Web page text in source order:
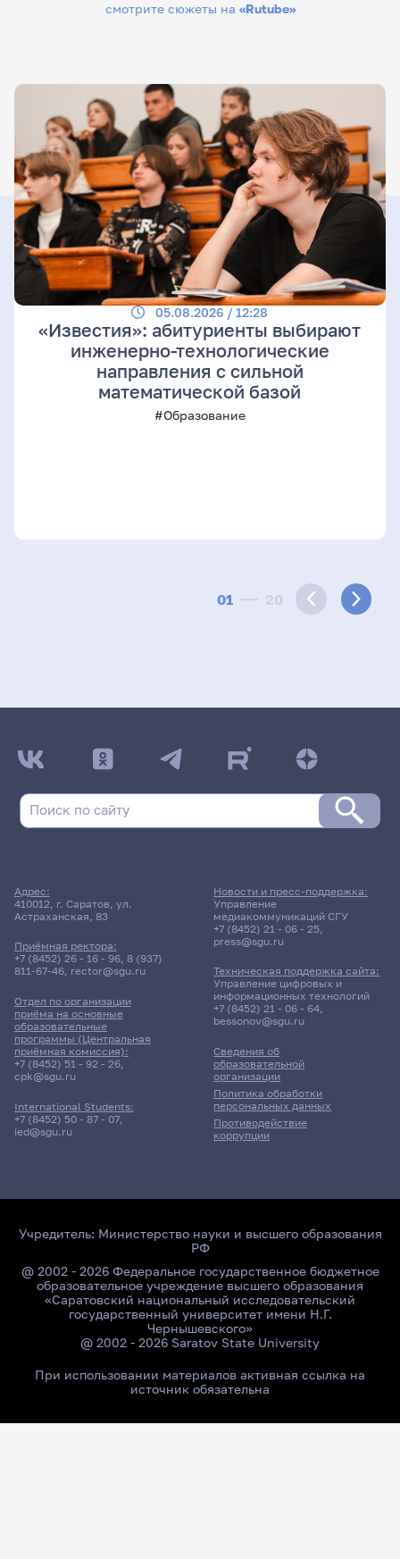
смотрите сюжеты на «Rutube»
01 20
05.08.2026 / 12:28
«Известия»: абитуриенты выбирают
инженерно-технологические
направления с сильной
математической базой
#Образование
Адрес:
410012, г. Саратов, ул.
Астраханская, 83
Приёмная ректора:
+7 (8452) 26 - 16 - 96, 8 (937)
811-67-46, rector@sgu.ru
Отдел по организации
приёма на основные
образовательные
программы (Центральная
приёмная комиссия):
+7 (8452) 51 - 92 - 26,
cpk@sgu.ru
International Students:
+7 (8452) 50 - 87 - 07,
ied@sgu.ru
Сведения об
образовательной
организации
Политика обработки
персональных данных
Противодействие
коррупции
Новости и пресс-поддержка:
Управление
медиакоммуникаций СГУ
+7 (8452) 21 - 06 - 25,
press@sgu.ru
Техническая поддержка сайта:
Управление цифровых и
информационных технологий
+7 (8452) 21 - 06 - 64,
bessonov@sgu.ru
Учредитель: Министерство науки и высшего образования
РФ
@ 2002 - 2026 Федеральное государственное бюджетное
образовательное учреждение высшего образования
«Саратовский национальный исследовательский
государственный университет имени Н.Г.
Чернышевского»
@ 2002 - 2026 Saratov State University
При использовании материалов активная ссылка на
источник обязательна